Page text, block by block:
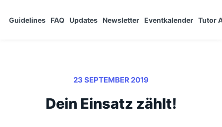
Guidelines FAQ Updates Newsletter Eventkalender Tutor
23 SEPTEMBER 2019
Dein Einsatz zählt!